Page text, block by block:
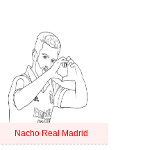
Nacho Real Madrid